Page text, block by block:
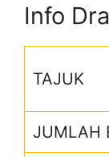
Info
TAJUK
JUMLAH